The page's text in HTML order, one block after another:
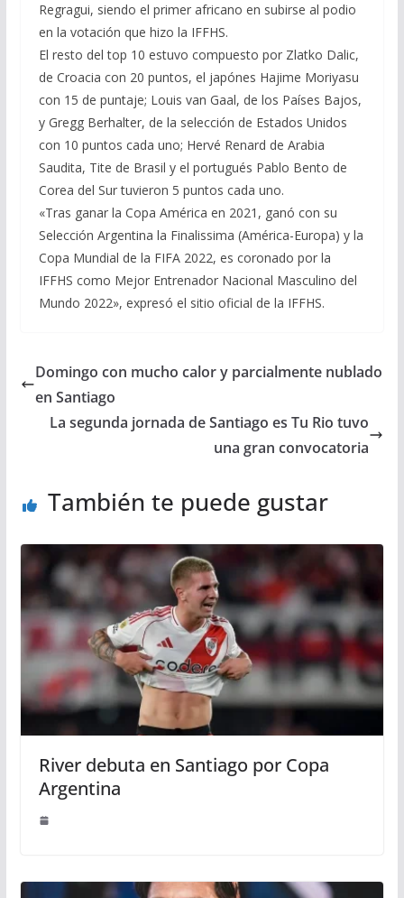
Regragui, siendo el primer africano en subirse al podio
en la votación que hizo la IFFHS.
El resto del top 10 estuvo compuesto por Zlatko Dalic,
de Croacia con 20 puntos, el japónes Hajime Moriyasu
con 15 de puntaje; Louis van Gaal, de los Países Bajos,
y Gregg Berhalter, de la selección de Estados Unidos
con 10 puntos cada uno; Hervé Renard de Arabia
Saudita, Tite de Brasil y el portugués Pablo Bento de
Corea del Sur tuvieron 5 puntos cada uno.
«Tras ganar la Copa América en 2021, ganó con su
Selección Argentina la Finalissima (América-Europa) y la
Copa Mundial de la FIFA 2022, es coronado por la
IFFHS como Mejor Entrenador Nacional Masculino del
Mundo 2022», expresó el sitio oficial de la IFFHS.
Domingo con mucho calor y parcialmente nublado
en Santiago
La segunda jornada de Santiago es Tu Rio tuvo
una gran convocatoria
También te puede gustar
River debuta en Santiago por Copa
Argentina